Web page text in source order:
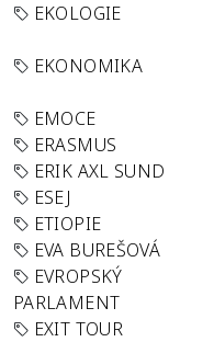
EKOLOGIE
EKONOMIKA
EMOCE
ERASMUS
ERIK AXL SUND
ESEJ
ETIOPIE
EVA BUREŠOVÁ
EVROPSKÝ
PARLAMENT
EXIT TOUR